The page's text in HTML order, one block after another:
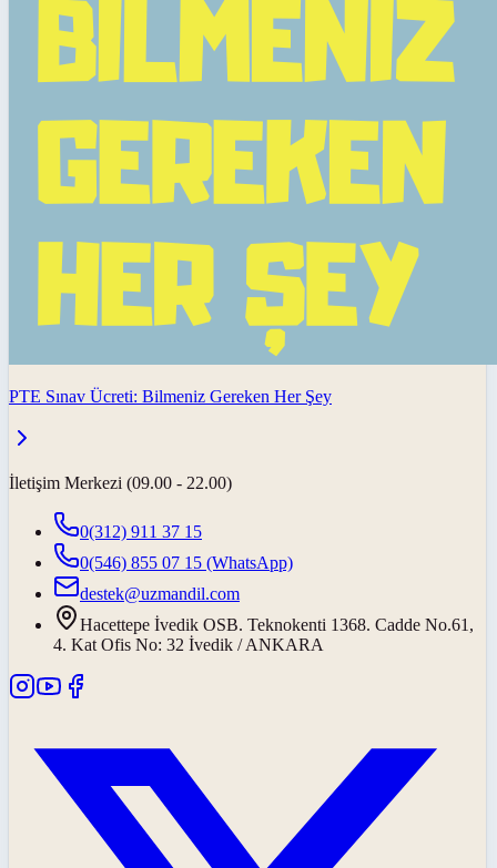
PTE Sınav Ücreti: Bilmeniz Gereken Her Şey
İletişim Merkezi (09.00 - 22.00)
0(312) 911 37 15
0(546) 855 07 15 (WhatsApp)
destek@uzmandil.com
Hacettepe İvedik OSB. Teknokenti 1368. Cadde No.61,
4. Kat Ofis No: 32 İvedik / ANKARA